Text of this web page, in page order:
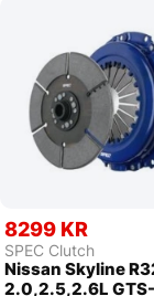
8299 KR
SPEC Clutch
Nissan Skyline
2.0,2.5,2.6L